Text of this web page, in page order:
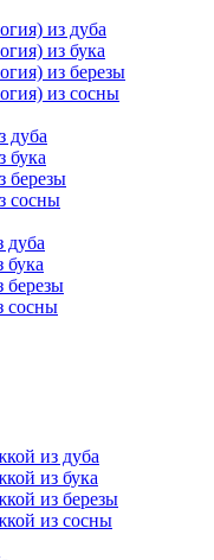
из дуба
из бука
из березы
из сосны
дуба
бука
березы
сосны
дуба
березы
сосны
из дуба
из бука
из березы
из сосны